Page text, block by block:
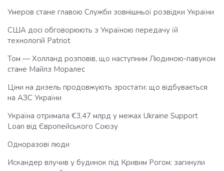
Умеров стане главою Служби зовнішньої розвідки України
США досі обговорюють з Україною передачу їй
технологій Patriot
Том — Холланд розповів, що наступним Людиною-павуком
стане Майлз Моралес
Ціни на дизель продовжують зростати: що відбувається
на АЗС України
Україна отримала €3,47 млрд у межах Ukraine Support
Loan від Європейського Союзу
Одноразові люди
Искандер влучив у будинок під Кривим Рогом: загинули